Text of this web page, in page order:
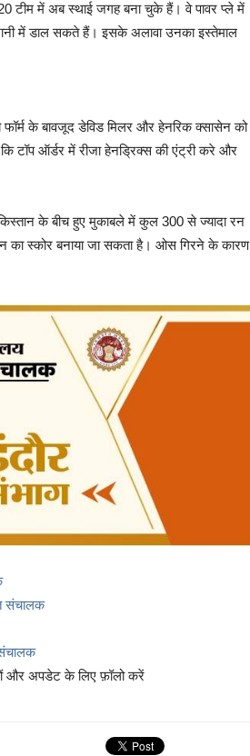
टीम में अब स्थाई जगह बना चुके हैं। वे पावर प्ले में
में डाल सकते हैं। इसके अलावा उनका इस्तेमाल
के बावजूद डेविड मिलर और हेनरिक क्सासेन को
टॉप ऑर्डर में रीजा हेनड्रिक्स की एंट्री करे और
के बीच हुए मुकाबले में कुल 300 से ज्यादा रन
का स्कोर बनाया जा सकता है। ओस गिरने के कारण
संचालक
और अपडेट के लिए फ़ॉलो करें